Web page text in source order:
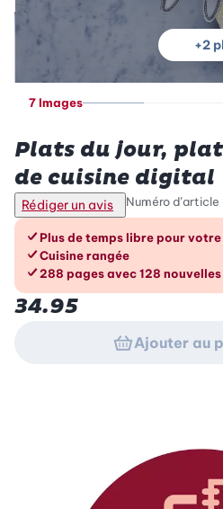
+2
7 Images
Plats du jour,
de cuisine digital
Rédiger un avis Numéro d’article
Les avantages
Plus de temps libre pour
Cuisine rangée
288 pages avec 128
34.95
Ajouter au